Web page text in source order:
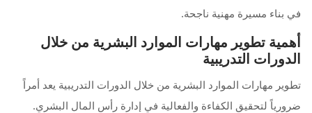
في بناء مسيرة مهنية ناجحة.
أهمية تطوير مهارات الموارد البشرية من خلال
الدورات التدريبية
تطوير مهارات الموارد البشرية من خلال الدورات التدريبية يعد أمراً
ضرورياً لتحقيق الكفاءة والفعالية في إدارة رأس المال البشري.